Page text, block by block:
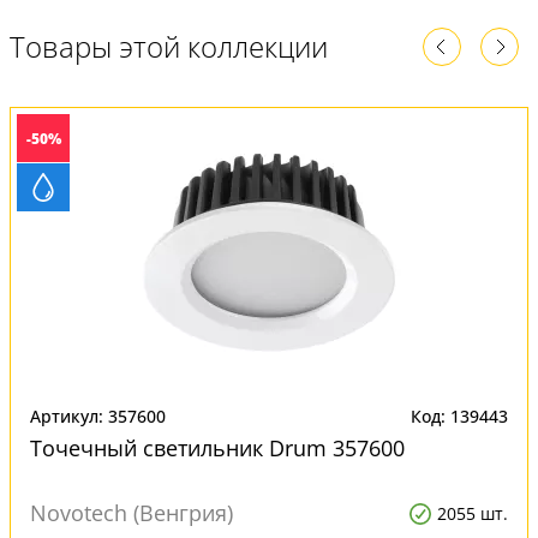
Товары этой коллекции
-50%
Артикул: 357600 Код: 139443
Точечный светильник Drum 357600
Novotech (Венгрия) 2055 шт.